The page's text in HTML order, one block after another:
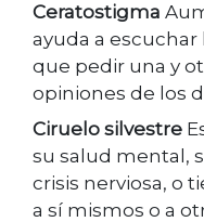
Ceratostigma
ayuda a
que pedir una y
opiniones de los
Ciruelo silvestre
su salud mental,
crisis nerviosa, o
a sí mismos o a